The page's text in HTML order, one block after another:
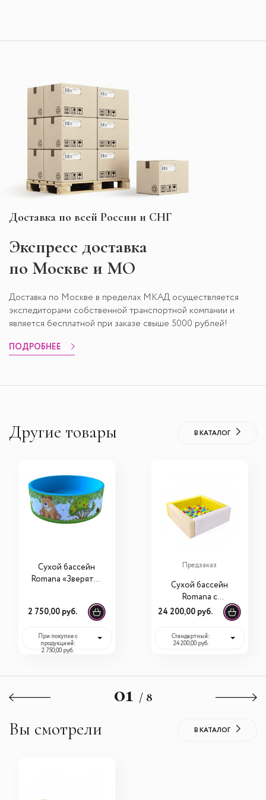
Доставка по всей России и СНГ
Экспресс доставка
по Москве и МО
Доставка по Москве в пределах МКАД осуществляется
экспедиторами собственной транспортной компании и
является бесплатной при заказе свыше 5000 рублей!
ПОДРОБНЕЕ
Другие товары В КАТАЛОГ
Сухой бассейн
Romana «Зверята»
2 750,00 руб.
При покупке с
продукцией:
2 750,00 руб.
Предзаказ
Сухой бассейн
Romana с
шариками
«Лужайка» (300
шариков)
24 200,00 руб.
Стандартный:
24 200,00 руб.
01 / 8
Вы смотрели В КАТАЛОГ